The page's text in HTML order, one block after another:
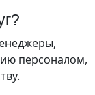
персоналом,